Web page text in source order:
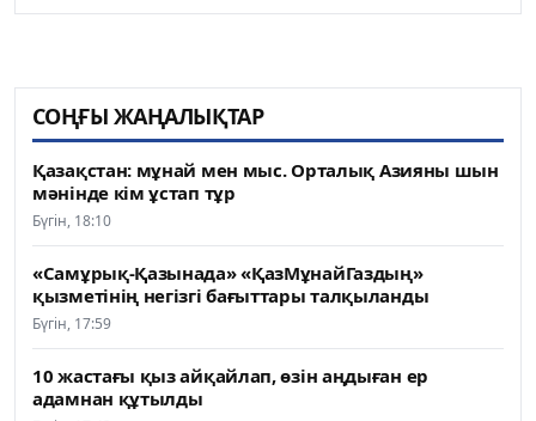
СОҢҒЫ ЖАҢАЛЫҚТАР
Қазақстан: мұнай мен мыс. Орталық Азияны шын
мәнінде кім ұстап тұр
Бүгін, 18:10
«Самұрық-Қазынада» «ҚазМұнайГаздың»
қызметінің негізгі бағыттары талқыланды
Бүгін, 17:59
10 жастағы қыз айқайлап, өзін аңдыған ер
адамнан құтылды